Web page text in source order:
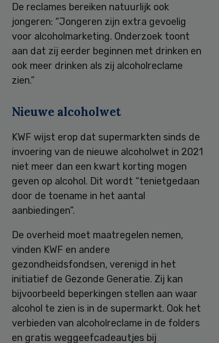
De reclames bereiken natuurlijk ook
jongeren: “Jongeren zijn extra gevoelig
voor alcoholmarketing. Onderzoek toont
aan dat zij eerder beginnen met drinken en
ook meer drinken als zij alcoholreclame
zien.”
Nieuwe alcoholwet
KWF wijst erop dat supermarkten sinds de
invoering van de nieuwe alcoholwet in 2021
niet meer dan een kwart korting mogen
geven op alcohol. Dit wordt “tenietgedaan
door de toename in het aantal
aanbiedingen”.
De overheid moet maatregelen nemen,
vinden KWF en andere
gezondheidsfondsen, verenigd in het
initiatief de Gezonde Generatie. Zij kan
bijvoorbeeld beperkingen stellen aan waar
alcohol te zien is in de supermarkt. Ook het
verbieden van alcoholreclame in de folders
en gratis weggeefcadeautjes bij